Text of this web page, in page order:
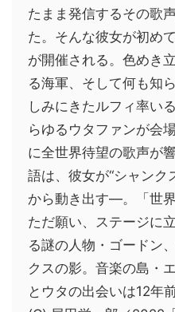
たまま発信するその歌
た。そんな彼女が初め
が開催される。色めき
る海軍、そして何も知
しみにきたルフィ率い
らゆるウタファンが会
に全世界待望の歌声が
語は、彼女が“シャンク
から動き出す―。「世
ただ願い、ステージに
る謎の人物・ゴードン
クスの影。音楽の島・
とウタの出会いは12年